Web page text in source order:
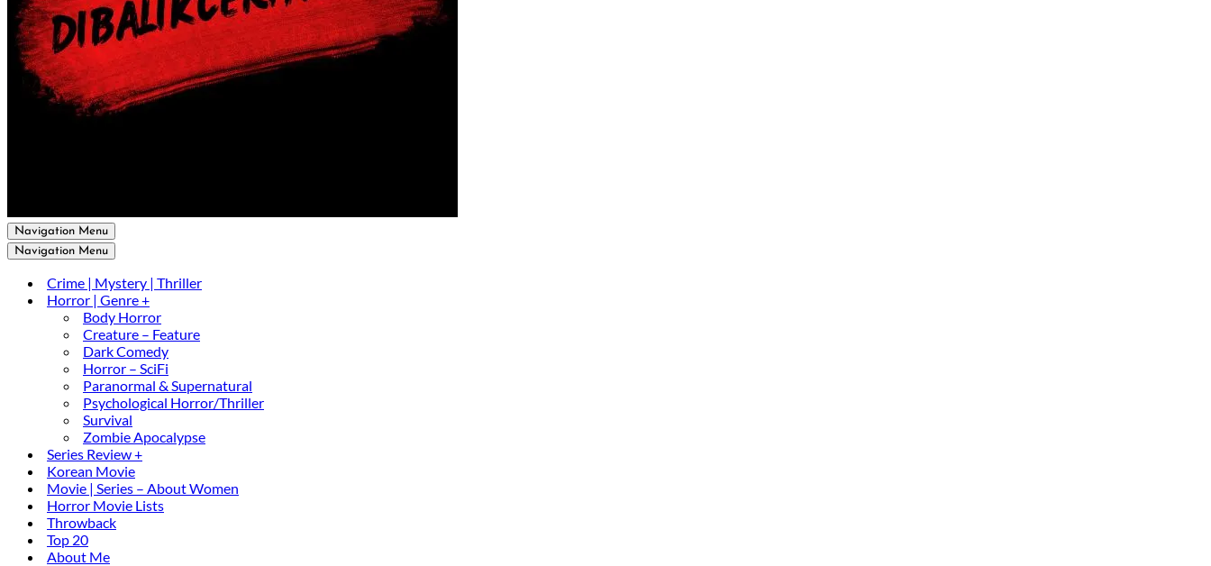
Navigation Menu
Navigation Menu
Crime | Mystery | Thriller
Horror | Genre +
Body Horror
Creature – Feature
Dark Comedy
Horror – SciFi
Paranormal & Supernatural
Psychological Horror/Thriller
Survival
Zombie Apocalypse
Series Review +
Korean Movie
Movie | Series – About Women
Horror Movie Lists
Throwback
Top 20
About Me